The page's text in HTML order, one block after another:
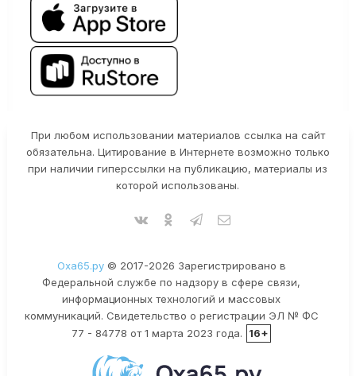
При любом использовании материалов ссылка на сайт
обязательна. Цитирование в Интернете возможно только
при наличии гиперссылки на публикацию, материалы из
которой использованы.
Оха65.ру© 2017-2026 Зарегистрировано в
Федеральной службе по надзору в сфере связи,
информационных технологий и массовых
коммуникаций. Свидетельство о регистрации ЭЛ № ФС
77 - 84778 от 1 марта 2023 года.
16+